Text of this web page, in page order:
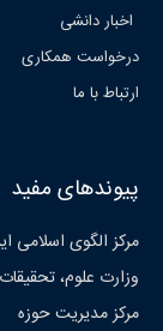
اخبار دانشی
درخواست همکاری
ارتباط با ما
پیوندهای مفید
مرکز الگوی اسلامی
وزارت علوم،
مرکز مدیریت حوزه